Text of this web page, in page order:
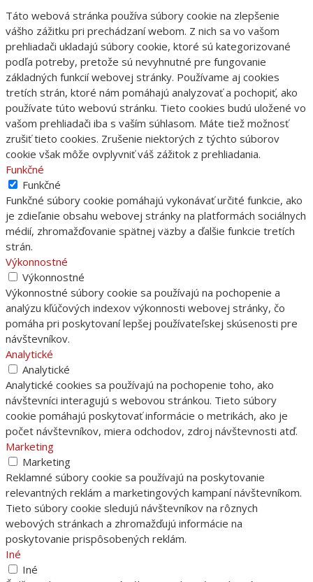
Táto webová stránka používa súbory cookie na zlepšenie
vášho zážitku pri prechádzaní webom. Z nich sa vo vašom
prehliadači ukladajú súbory cookie, ktoré sú kategorizované
podľa potreby, pretože sú nevyhnutné pre fungovanie
základných funkcií webovej stránky. Používame aj cookies
tretích strán, ktoré nám pomáhajú analyzovať a pochopiť, ako
používate túto webovú stránku. Tieto cookies budú uložené vo
vašom prehliadači iba s vaším súhlasom. Máte tiež možnosť
zrušiť tieto cookies. Zrušenie niektorých z týchto súborov
cookie však môže ovplyvniť váš zážitok z prehliadania.
Funkčné
Funkčné
Funkčné súbory cookie pomáhajú vykonávať určité funkcie, ako
je zdieľanie obsahu webovej stránky na platformách sociálnych
médií, zhromažďovanie spätnej väzby a ďalšie funkcie tretích
strán.
Výkonnostné
Výkonnostné
Výkonnostné súbory cookie sa používajú na pochopenie a
analýzu kľúčových indexov výkonnosti webovej stránky, čo
pomáha pri poskytovaní lepšej používateľskej skúsenosti pre
návštevníkov.
Analytické
Analytické
Analytické cookies sa používajú na pochopenie toho, ako
návštevníci interagujú s webovou stránkou. Tieto súbory
cookie pomáhajú poskytovať informácie o metrikách, ako je
počet návštevníkov, miera odchodov, zdroj návštevnosti atď.
Marketing
Marketing
Reklamné súbory cookie sa používajú na poskytovanie
relevantných reklám a marketingových kampaní návštevníkom.
Tieto súbory cookie sledujú návštevníkov na rôznych
webových stránkach a zhromažďujú informácie na
poskytovanie prispôsobených reklám.
Iné
Iné